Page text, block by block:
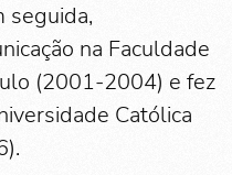
seguida,
na Faculdade
(2001-2004) e fez
Católica